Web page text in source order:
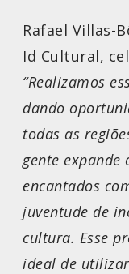
Rafael Villas-
Id Cultural,
“Realizamos
dando
todas as
gente expande
encantados
juventude de
cultura. Esse
ideal de